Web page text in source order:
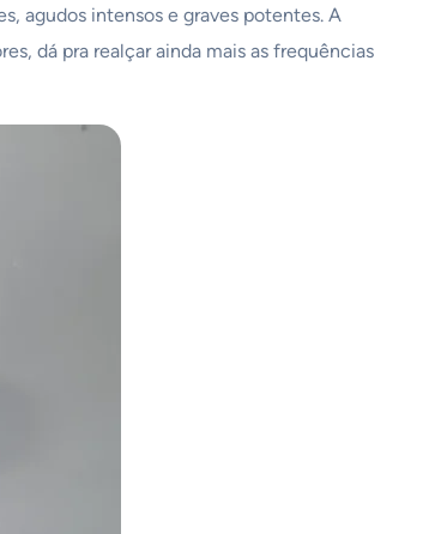
agudos intensos e graves potentes. A
dá pra realçar ainda mais as frequências